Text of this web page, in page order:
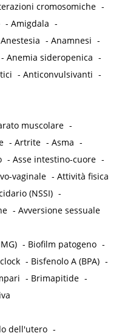
cromosomiche -
-Amigdala -
-Anamnesi -
-Anemia sideropenica -
-Anticonvulsivanti -
muscolare -
-Artrite -Asma -
-Asse intestino-cuore -
vaginale -Attività fisica
(NSSI) -
-Avversione sessuale
- Biofilm patogeno -
- Bisfenolo A (BPA) -
- Brimapitide -
dell'utero -